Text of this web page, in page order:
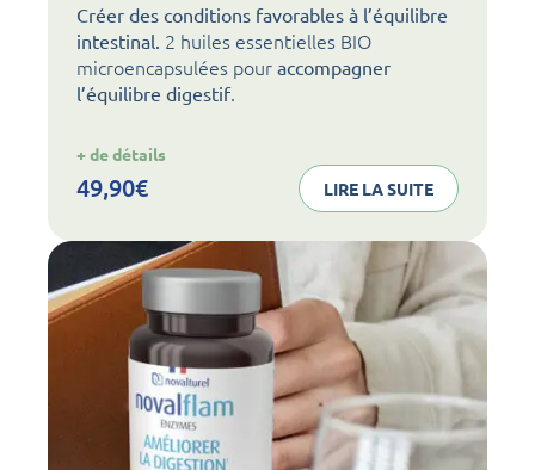
Créer des conditions favorables à l’équilibre
intestinal. 2 huiles essentielles BIO
microencapsulées pour accompagner
l’équilibre digestif.
+ de détails
49,90€ LIRE LA SUITE